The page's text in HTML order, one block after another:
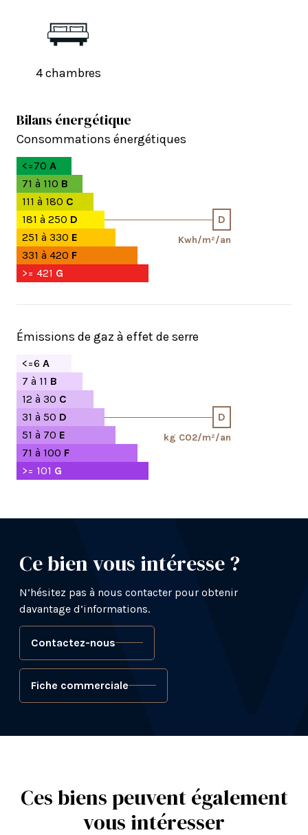
4 chambres
Bilans énergétique
Consommations énergétiques
<=70 A
71 à 110 B
111 à 180 C
181 à 250 D D
Kwh/m²/an
251 à 330 E
331 à 420 F
>= 421 G
Émissions de gaz à effet de serre
<=6 A
7 à 11 B
12 à 30 C
31 à 50 D D
kg CO2/m²/an
51 à 70 E
71 à 100 F
>= 101 G
Ce bien vous intéresse ?
N’hésitez pas à nous contacter pour obtenir
davantage d’informations.
Contactez-nous
Fiche commerciale
Ces biens peuvent également
vous intéresser